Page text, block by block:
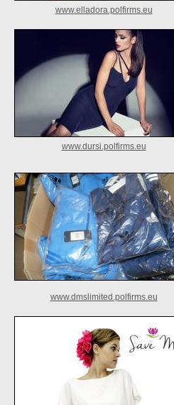
www.elladora.polfirms.eu
www.dursi.polfirms.eu
www.dmslimited.polfirms.eu